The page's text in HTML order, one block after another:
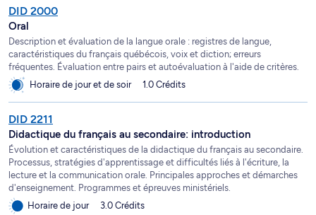
DID 2000
Oral
Description et évaluation de la langue orale : registres de langue,
caractéristiques du français québécois, voix et diction; erreurs
fréquentes. Évaluation entre pairs et autoévaluation à l'aide de critères.
Horaire de jour et de soir
1.0 Crédits
DID 2211
Didactique du français au secondaire: introduction
Évolution et caractéristiques de la didactique du français au secondaire.
Processus, stratégies d'apprentissage et difficultés liés à l'écriture, la
lecture et la communication orale. Principales approches et démarches
d'enseignement. Programmes et épreuves ministériels.
Horaire de jour
3.0 Crédits